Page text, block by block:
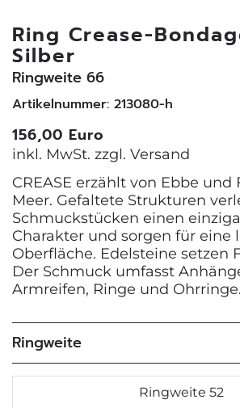
Ring Crease-
Silber
Ringweite 66
Artikelnummer: 213080-h
156,00 Euro
inkl. MwSt. zzgl. Versand
CREASE erzählt von Ebbe
Meer. Gefaltete Strukturen
Schmuckstücken einen
Charakter und sorgen für eine
Oberfläche. Edelsteine setzen
Der Schmuck umfasst
Armreifen, Ringe und Ohrringe.
Ringweite
Ringweite 52